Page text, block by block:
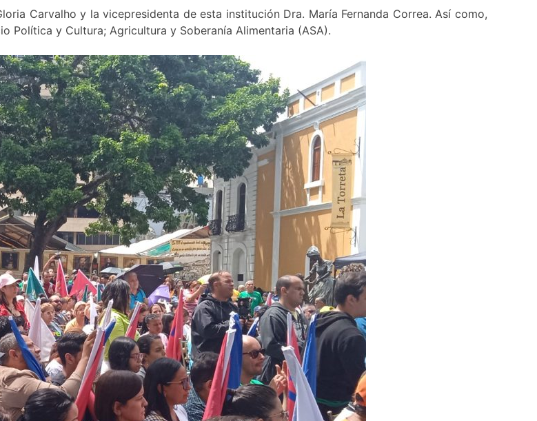
Carvalho y la vicepresidenta de esta institución Dra. María Fernanda Correa. Así como,
Política y Cultura; Agricultura y Soberanía Alimentaria (ASA).